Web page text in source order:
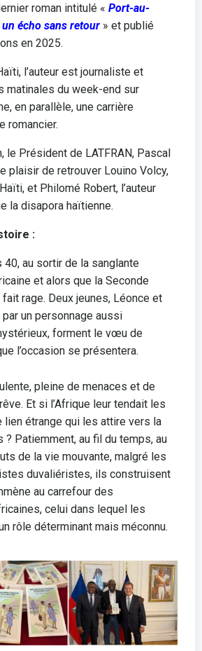
roman intitulé « Port-au-
écho sans retour » et publié
en 2025.
l’auteur est journaliste et
matinales du week-end sur
en parallèle, une carrière
romancier.
le Président de LATFRAN, Pascal
plaisir de retrouver Louino Volcy,
et Philomé Robert, l’auteur
la disapora haïtienne.
:
40, au sortir de la sanglante
et alors que la Seconde
rage. Deux jeunes, Léonce et
un personnage aussi
forment le vœu de
l’occasion se présentera.
pleine de menaces et de
Et si l’Afrique leur tendait les
lien étrange qui les attire vers la
? Patiemment, au fil du temps, au
de la vie mouvante, malgré les
duvaliéristes, ils construisent
au carrefour des
celui dans lequel les
rôle déterminant mais méconnu.